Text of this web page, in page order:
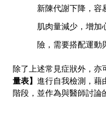
新陳代謝下降，容
肌肉量減少，增加
險，需要搭配運動
除了上述常見症狀外，亦
量表】
進行自我檢測，藉
階段，並作為與醫師討論